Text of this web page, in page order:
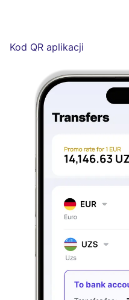
Kod QR aplikacji